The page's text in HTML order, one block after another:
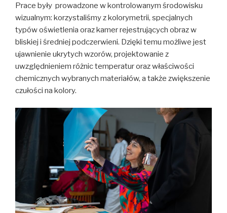
Prace były prowadzone w kontrolowanym środowisku
wizualnym: korzystaliśmy z kolorymetrii, specjalnych
typów oświetlenia oraz kamer rejestrujących obraz w
bliskiej i średniej podczerwieni. Dzięki temu możliwe jest
ujawnienie ukrytych wzorów, projektowanie z
uwzględnieniem różnic temperatur oraz właściwości
chemicznych wybranych materiałów, a także zwiększenie
czułości na kolory.